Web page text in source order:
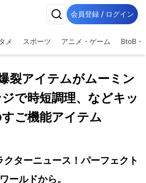
会員登録 / ログイン
メ スポーツ アニメ・ゲーム BtoB・
裂アイテムがムーミン
で時短調理、などキッ
ご機能アイテム
クターニュース！パーフェクト
ワールドから。